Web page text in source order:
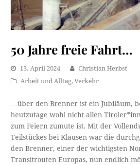
50 Jahre freie Fahrt…
13. April 2024
Christian Herbst
Arbeit und Alltag,Verkehr
…über den Brenner ist ein Jubiläum,
heutzutage wohl nicht allen
zum Feiern zumute ist. Mit der
Teilstückes bei Klausen war die
den Brenner, einer der wichtigsten
Transitrouten Europas, nun endlich